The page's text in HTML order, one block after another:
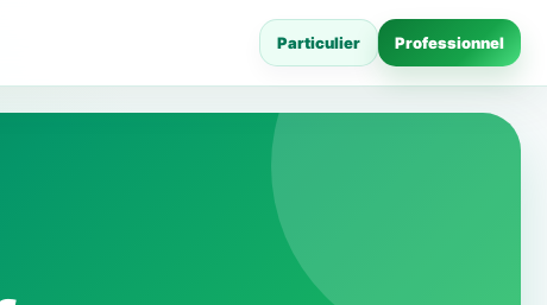
Particulier Professionnel